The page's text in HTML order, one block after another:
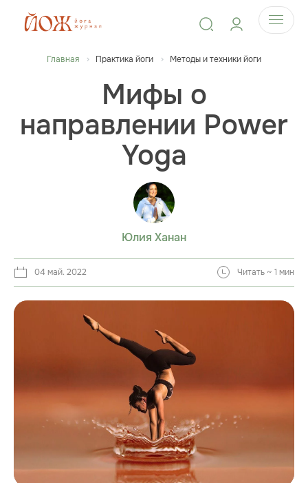
Главная Практика йоги Методы и техники йоги
Мифы о
направлении Power
Yoga
Юлия Ханан
04 май. 2022 Читать ~ 1 мин